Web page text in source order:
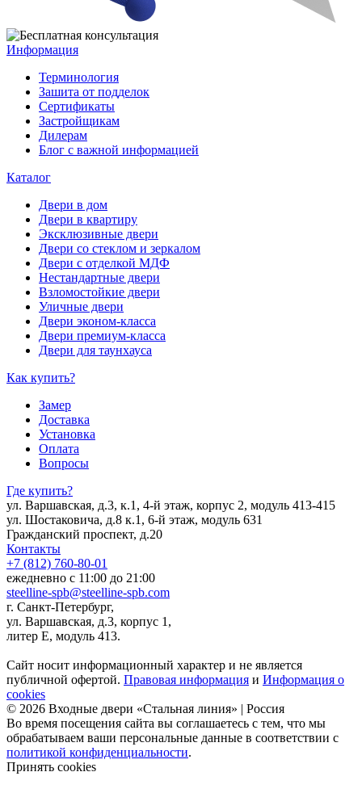
Информация
Терминология
Зашита от подделок
Сертификаты
Застройщикам
Дилерам
Блог с важной информацией
Каталог
Двери в дом
Двери в квартиру
Эксклюзивные двери
Двери со стеклом и зеркалом
Двери с отделкой МДФ
Нестандартные двери
Взломостойкие двери
Уличные двери
Двери эконом-класса
Двери премиум-класса
Двери для таунхауса
Как купить?
Замер
Доставка
Установка
Оплата
Вопросы
Где купить?
ул. Варшавская, д.3, к.1, 4-й этаж, корпус 2, модуль 413-415
ул. Шостаковича, д.8 к.1, 6-й этаж, модуль 631
Гражданский проспект, д.20
Контакты
+7 (812) 760-80-01
ежедневно с 11:00 до 21:00
steelline-spb@steelline-spb.com
г. Санкт-Петербург,
ул. Варшавская, д.3, корпус 1,
литер Е, модуль 413.
Сайт носит информационный характер и не является
публичной офертой. Правовая информация и Информация о
cookies
© 2026 Входные двери «Стальная линия» | Россия
Во время посещения сайта вы соглашаетесь с тем, что мы
обрабатываем ваши персональные данные в соответствии с
политикой конфиденциальности.
Принять cookies